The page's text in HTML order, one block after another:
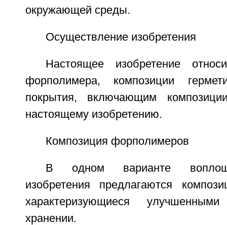
окружающей среды.
Осуществление изобретения
Настоящее изобретение
форполимера, композиции
покрытия, включающим
настоящему изобретению.
Композиция форполимеров
В одном варианте
изобретения предлагаются
характеризующиеся
хранении.